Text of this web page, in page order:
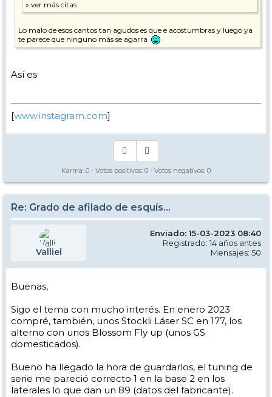
Lo malo de esos cantos tan agudos es que e acostumbras y luego ya
te parece que ninguno más se agarra
Así es
[www.instagram.com]
Karma: 0 - Votos positivos: 0 - Votos negativos: 0
Re: Grado de afilado de esquís...
Valliel
Enviado: 15-03-2023 08:40
Registrado: 14 años antes
Mensajes: 50
Buenas,
Sigo el tema con mucho interés. En enero 2023
compré, también, unos Stockli Láser SC en 177, los
alterno con unos Blossom Fly up (unos GS
domesticados).
Bueno ha llegado la hora de guardarlos, el tuning de
serie me pareció correcto 1 en la base 2 en los
laterales lo que dan un 89 (datos del fabricante).